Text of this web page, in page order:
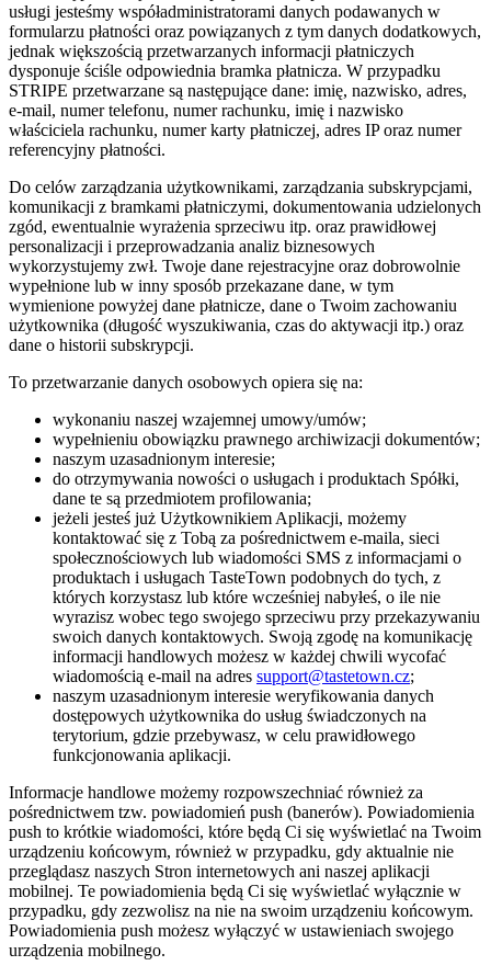
usługi jesteśmy współadministratorami danych podawanych w
formularzu płatności oraz powiązanych z tym danych dodatkowych,
jednak większością przetwarzanych informacji płatniczych
dysponuje ściśle odpowiednia bramka płatnicza. W przypadku
STRIPE przetwarzane są następujące dane: imię, nazwisko, adres,
e-mail, numer telefonu, numer rachunku, imię i nazwisko
właściciela rachunku, numer karty płatniczej, adres IP oraz numer
referencyjny płatności.
Do celów zarządzania użytkownikami, zarządzania subskrypcjami,
komunikacji z bramkami płatniczymi, dokumentowania udzielonych
zgód, ewentualnie wyrażenia sprzeciwu itp. oraz prawidłowej
personalizacji i przeprowadzania analiz biznesowych
wykorzystujemy zwł. Twoje dane rejestracyjne oraz dobrowolnie
wypełnione lub w inny sposób przekazane dane, w tym
wymienione powyżej dane płatnicze, dane o Twoim zachowaniu
użytkownika (długość wyszukiwania, czas do aktywacji itp.) oraz
dane o historii subskrypcji.
To przetwarzanie danych osobowych opiera się na:
wykonaniu naszej wzajemnej umowy/umów;
wypełnieniu obowiązku prawnego archiwizacji dokumentów;
naszym uzasadnionym interesie;
do otrzymywania nowości o usługach i produktach Spółki,
dane te są przedmiotem profilowania;
jeżeli jesteś już Użytkownikiem Aplikacji, możemy
kontaktować się z Tobą za pośrednictwem e-maila, sieci
społecznościowych lub wiadomości SMS z informacjami o
produktach i usługach TasteTown podobnych do tych, z
których korzystasz lub które wcześniej nabyłeś, o ile nie
wyrazisz wobec tego swojego sprzeciwu przy przekazywaniu
swoich danych kontaktowych. Swoją zgodę na komunikację
informacji handlowych możesz w każdej chwili wycofać
wiadomością e-mail na adres support@tastetown.cz;
naszym uzasadnionym interesie weryfikowania danych
dostępowych użytkownika do usług świadczonych na
terytorium, gdzie przebywasz, w celu prawidłowego
funkcjonowania aplikacji.
Informacje handlowe możemy rozpowszechniać również za
pośrednictwem tzw. powiadomień push (banerów). Powiadomienia
push to krótkie wiadomości, które będą Ci się wyświetlać na Twoim
urządzeniu końcowym, również w przypadku, gdy aktualnie nie
przeglądasz naszych Stron internetowych ani naszej aplikacji
mobilnej. Te powiadomienia będą Ci się wyświetlać wyłącznie w
przypadku, gdy zezwolisz na nie na swoim urządzeniu końcowym.
Powiadomienia push możesz wyłączyć w ustawieniach swojego
urządzenia mobilnego.